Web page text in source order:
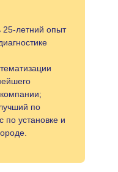
25-летний опыт
по
по установке и